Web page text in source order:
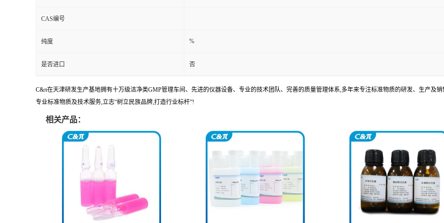
CAS编号
纯度 %
是否进口 否
C&π在天津研发生产基地拥有十万级洁净类GMP管理车间、先进的仪器设备、专业的技术团队、完善的质量管理体系,多年来专注标准物质的研发、生产及
专业标准物质及技术服务,立志“树立民族品牌,打造行业标杆”!
相关产品：